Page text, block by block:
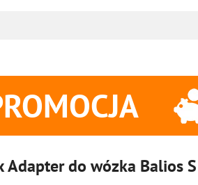
Adapter do wózka Balios S